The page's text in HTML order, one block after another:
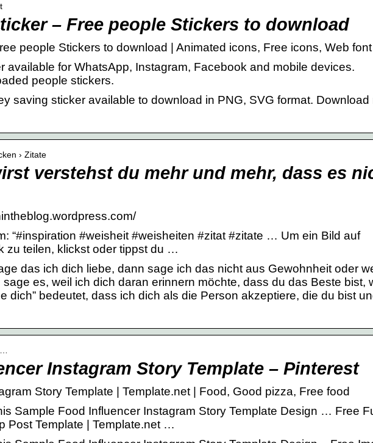
– Free people Stickers to download
people Stickers to download | Animated icons, Free icons, Web font
available for WhatsApp, Instagram, Facebook and mobile devices.
people stickers.
saving sticker available to download in PNG, SVG format. Download
› Zitate
verstehst du mehr und mehr, dass es
“#inspiration #weisheit #weisheiten #zitat #zitate … Um ein Bild auf
zu teilen, klickst oder tippst du …
das ich dich liebe, dann sage ich das nicht aus Gewohnheit oder
es, weil ich dich daran erinnern möchte, dass du das Beste bist,
dich” bedeutet, dass ich dich als die Person akzeptiere, die du bist
Instagram Story Template – Pinterest
Story Template | Template.net | Food, Good pizza, Free food
Sample Food Influencer Instagram Story Template Design … Free
Post Template | Template.net …